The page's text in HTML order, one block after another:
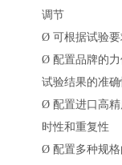
调节
Ø 可根据试验
Ø 配置品牌的
试验结果的准确
Ø 配置进口高
时性和重复性
Ø 配置多种规